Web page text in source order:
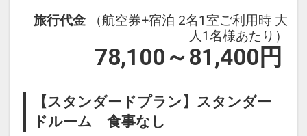
旅行代金
（航空券+宿泊 2名1室ご利用時 大
人1名様あたり）
78,100～81,400 円
【スタンダードプラン】スタンダー
ドルーム 食事なし